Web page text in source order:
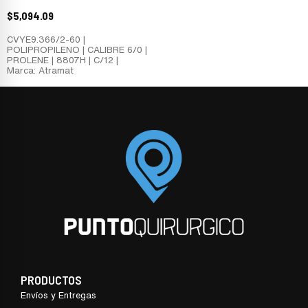
$5,094.09
CVYE9.366/2-60 |
POLIPROPILENO | CALIBRE 6/0 |
PROLENE | 8807H | C/12 |
Marca: Atramat
PRODUCTOS
Envíos y Entregas